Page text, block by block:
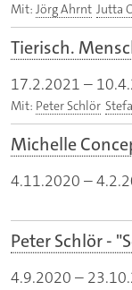
Mit: Jörg Ahrnt Jutta
Tierisch.
17.2.2021 –
Mit: Peter Schlör
Michelle
4.11.2020 –
Peter Schlör -
4.9.2020 –